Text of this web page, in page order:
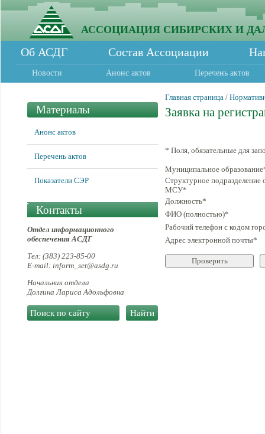
АССОЦИАЦИЯ СИБИРСКИХ И
Об АСДГ Состав Ассоциации
Новости Анонс актов Перечень актов
Материалы
Анонс актов
Перечень актов
Показатели СЭР
Контакты
Отдел информационного
обеспечения АСДГ
Тел: (383) 223-85-00
E-mail: inform_set@asdg.ru
Начальник отдела
Долгина Лариса Адольфовна
Главная страница /
Заявка на
* Поля, обязательные для
Муниципальное образование
Структурное подразделение
МСУ*
Должность*
ФИО (полностью)*
Рабочий телефон с кодом
Адрес электронной почты*